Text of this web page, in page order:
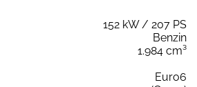
152 kW / 207 PS
Benzin
1.984 cm³
Euro6